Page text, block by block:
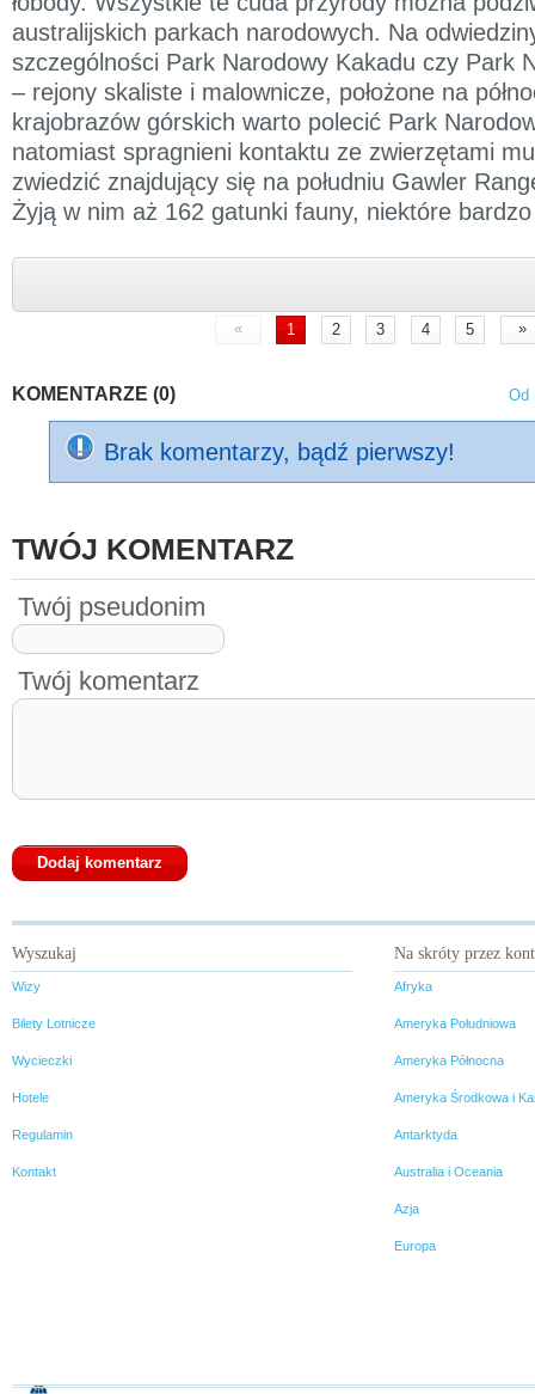
australijskich parkach narodowych. Na
szczególności Park Narodowy Kakadu czy Park
– rejony skaliste i malownicze, położone na
krajobrazów górskich warto polecić Park
natomiast spragnieni kontaktu ze zwierzętami
zwiedzić znajdujący się na południu Gawler
Żyją w nim aż 162 gatunki fauny, niektóre
« 1 2 3 4 5 »
KOMENTARZE (0) Od
Brak komentarzy, bądź pierwszy!
TWÓJ KOMENTARZ
Twój pseudonim
Twój komentarz
Wyszukaj
Wizy
Bilety Lotnicze
Wycieczki
Hotele
Regulamin
Kontakt
Na skróty przez
Afryka
Ameryka Południowa
Ameryka Północna
Ameryka Środkowa i
Antarktyda
Australia i Oceania
Azja
Europa